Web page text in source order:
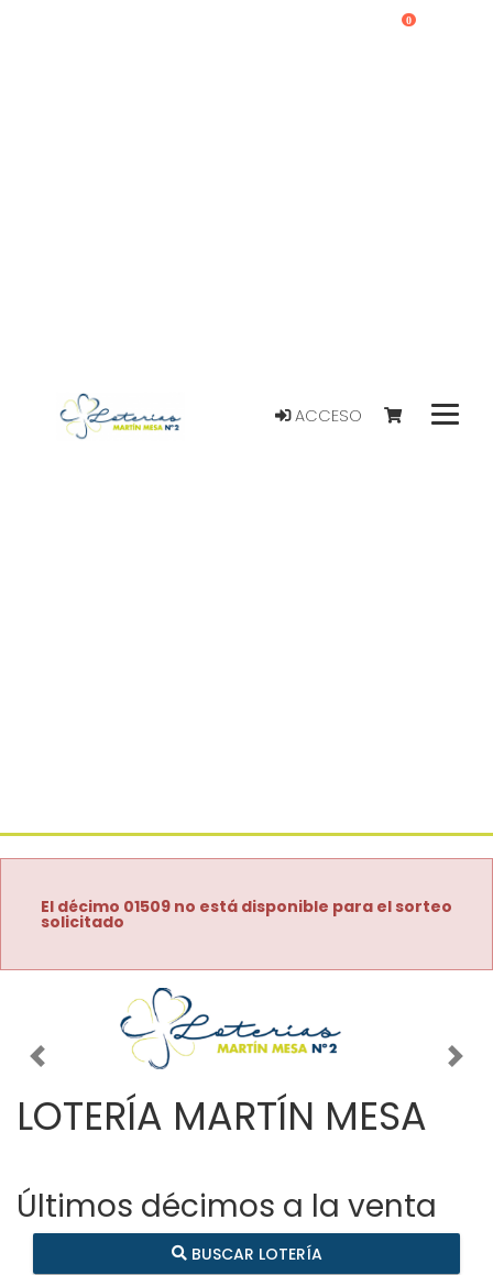
ACCESO
0
El décimo 01509 no está disponible para el sorteo
solicitado
Imagen anterior
LOTERÍA MARTÍN MESA
Últimos décimos a la venta
BUSCAR LOTERÍA